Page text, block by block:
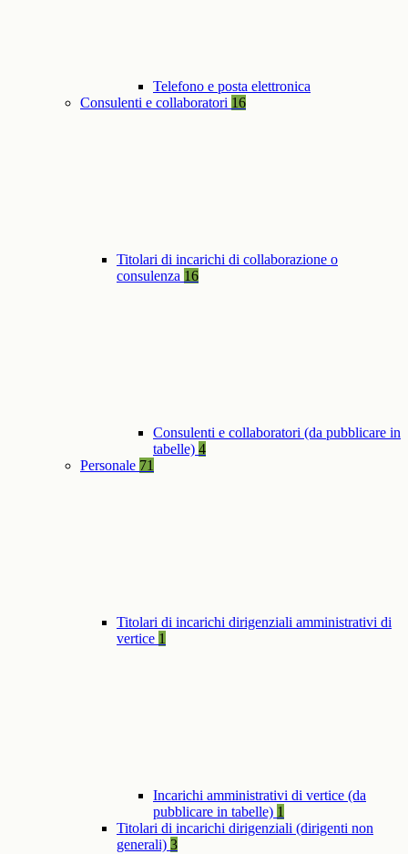
Telefono e posta elettronica
Consulenti e collaboratori 16
Titolari di incarichi di collaborazione o
consulenza 16
Consulenti e collaboratori (da pubblicare in
tabelle) 4
Personale 71
Titolari di incarichi dirigenziali amministrativi di
vertice 1
Incarichi amministrativi di vertice (da
pubblicare in tabelle) 1
Titolari di incarichi dirigenziali (dirigenti non
generali) 3